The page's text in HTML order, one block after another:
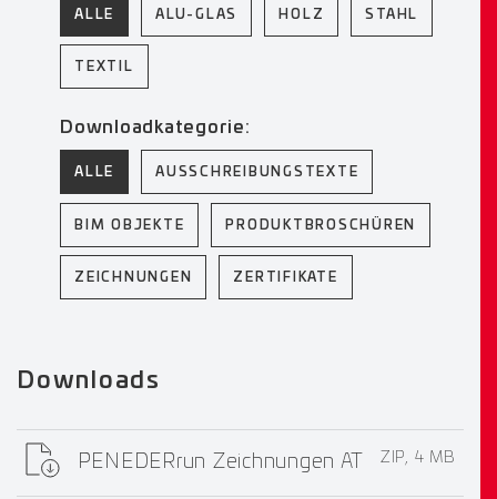
ALLE ALU-GLAS HOLZ STAHL
TEXTIL
Downloadkategorie:
ALLE AUSSCHREIBUNGSTEXTE
BIM OBJEKTE PRODUKTBROSCHÜREN
ZEICHNUNGEN ZERTIFIKATE
Downloads
PENEDERrun Zeichnungen AT ZIP, 4 MB